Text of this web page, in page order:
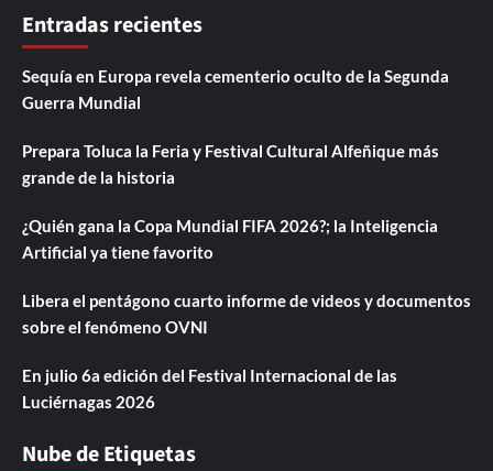
Entradas recientes
Sequía en Europa revela cementerio oculto de la Segunda
Guerra Mundial
Prepara Toluca la Feria y Festival Cultural Alfeñique más
grande de la historia
¿Quién gana la Copa Mundial FIFA 2026?; la Inteligencia
Artificial ya tiene favorito
Libera el pentágono cuarto informe de videos y documentos
sobre el fenómeno OVNI
En julio 6a edición del Festival Internacional de las
Luciérnagas 2026
Nube de Etiquetas